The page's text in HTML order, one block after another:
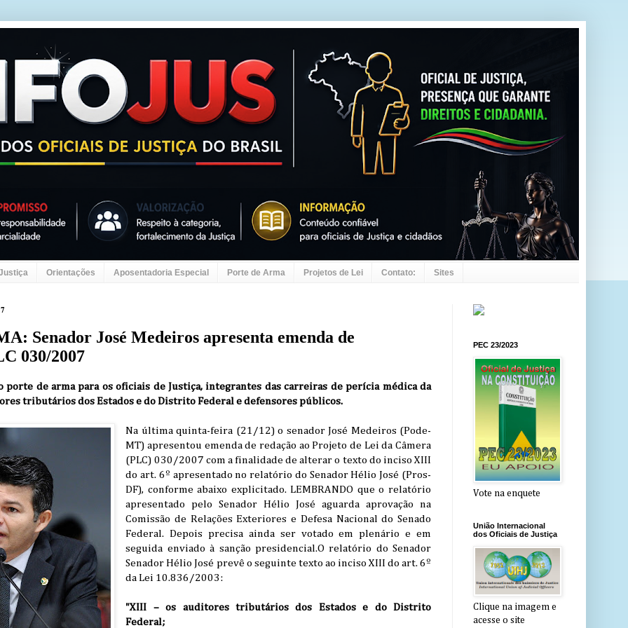
Orientações Aposentadoria Especial Porte de Arma Projetos de Lei Contato: Sites
Senador José Medeiros apresenta emenda de
030/2007
porte de arma para os oficiais de Justiça, integrantes das carreiras de perícia médica da
tributários dos Estados e do Distrito Federal e defensores públicos.
Na última quinta-feira (21/12) o senador José Medeiros (Pode-
MT) apresentou emenda de redação ao Projeto de Lei da Câmera
(PLC) 030/2007 com a finalidade de alterar o texto do inciso XIII
do art. 6º apresentado no relatório do Senador Hélio José (Pros-
DF), conforme abaixo explicitado. LEMBRANDO que o relatório
apresentado pelo Senador Hélio José aguarda aprovação na
Comissão de Relações Exteriores e Defesa Nacional do Senado
Federal. Depois precisa ainda ser votado em plenário e em
seguida enviado à sanção presidencial.O relatório do Senador
Senador Hélio José prevê o seguinte texto ao inciso XIII do art. 6º
da Lei 10.836/2003:
"XIII – os auditores tributários dos Estados e do Distrito
Federal;
PEC 23/2023
Vote na enquete
União Internacional
dos Oficiais de Justiça
Clique na imagem e
acesse o site